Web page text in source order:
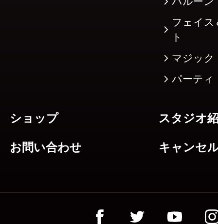
フェイス
ト
マジック
パーティ
ショップ スタジオ
お問い合わせ キャンセ